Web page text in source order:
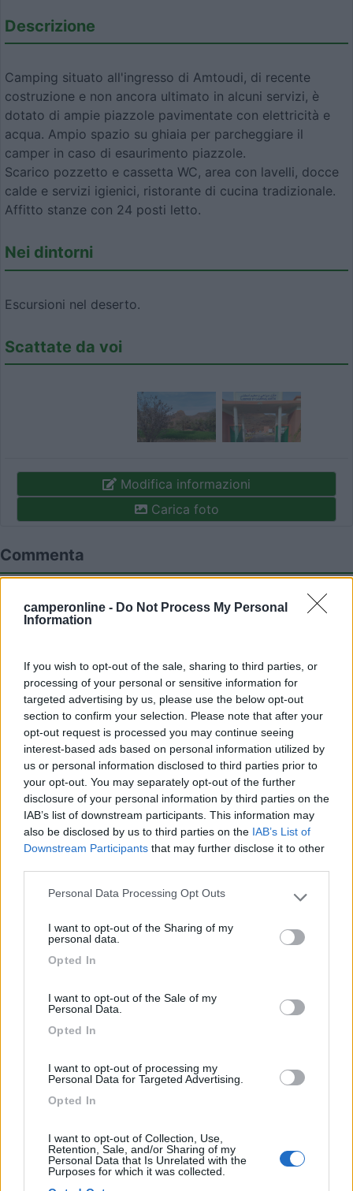
camperonline - Do Not Process My Personal
Information
If you wish to opt-out of the sale, sharing to third parties, or
processing of your personal or sensitive information for
targeted advertising by us, please use the below opt-out
section to confirm your selection. Please note that after your
opt-out request is processed you may continue seeing
interest-based ads based on personal information utilized by
us or personal information disclosed to third parties prior to
your opt-out. You may separately opt-out of the further
disclosure of your personal information by third parties on the
IAB’s list of downstream participants. This information may
also be disclosed by us to third parties on the IAB’s List of
Downstream Participants that may further disclose it to other
Please note that this website/app uses one or more Google
not limited to your visit or usage behaviour. You may click to
use your data for below specified purposes in below Google
Personal Data Processing Opt Outs
I want to opt-out of the Sharing of my
personal data.
Opted In
I want to opt-out of the Sale of my
Personal Data.
Opted In
I want to opt-out of processing my
Personal Data for Targeted Advertising.
Opted In
I want to opt-out of Collection, Use,
Retention, Sale, and/or Sharing of my
Personal Data that Is Unrelated with the
Purposes for which it was collected.
Descrizione
Camping situato all'ingresso di Amtoudi, di recente
costruzione e non ancora ultimato in alcuni servizi, è
dotato di ampie piazzole pavimentate con elettricità e
acqua. Ampio spazio su ghiaia per parcheggiare il
camper in caso di esaurimento piazzole.
Scarico pozzetto e cassetta WC, area con lavelli, docce
calde e servizi igienici, ristorante di cucina tradizionale.
Affitto stanze con 24 posti letto.
Nei dintorni
Escursioni nel deserto.
Scattate da voi
Modifica informazioni
Carica foto
Commenta
Fai ilLoginper commentare
Seleziona gli argomenti per leggere le recensioni:
Accoglienza (2) Caratteristiche (1) Posizione (1)
Mostra tutto
dariolamp 18/10/2024 11:46
Buon campeggio.
Ottimo punto di partenza per visitate i granai e
tranquillo.
Accoglienza
Segnalati nei dintorni
7 Camping Cala d'Ostia
Santa Margherita di Pula (CA)